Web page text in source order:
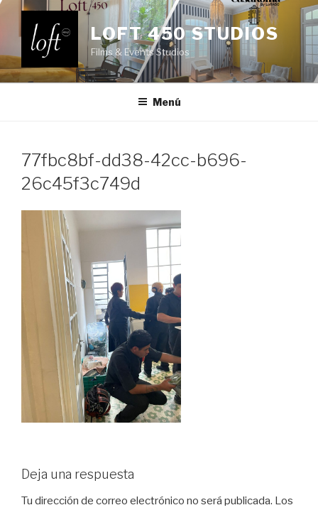
Saltar
contenido
LOFT 450 STUDIOS
Films & Events Studios
Menú
77fbc8bf-dd38-42cc-b696-
26c45f3c749d
Deja una respuesta
Tu dirección de correo electrónico no será publicada. Los